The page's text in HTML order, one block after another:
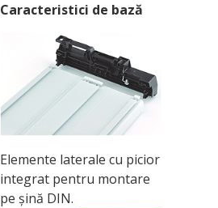
Caracteristici de bază
Elemente laterale cu picior
integrat pentru montare
pe șină DIN.